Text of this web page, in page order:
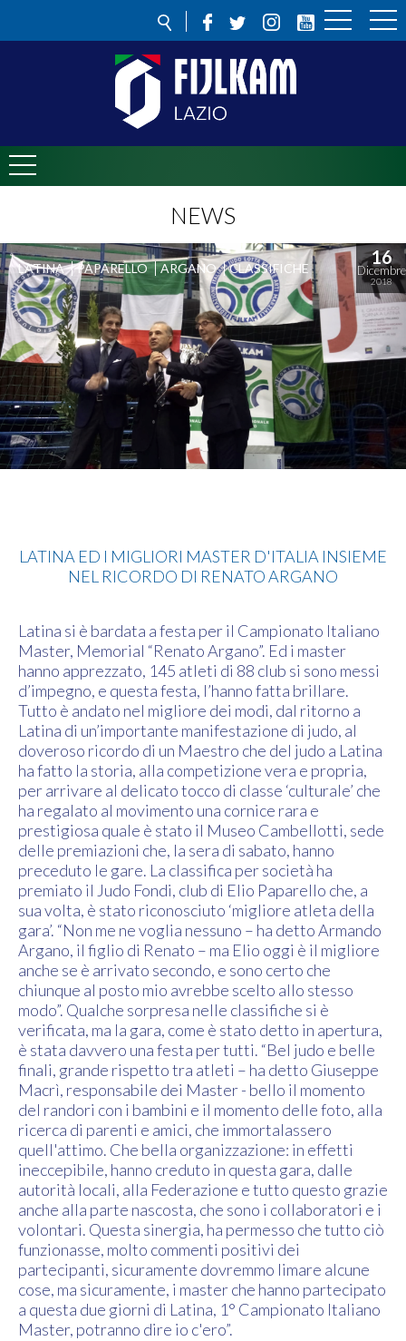
NEWS
16
Dicembre
2018
LATINA ED I MIGLIORI MASTER D'ITALIA INSIEME
NEL RICORDO DI RENATO ARGANO
LATINA PAPARELLO ARGANO CLASSIFICHE
Latina si è bardata a festa per il Campionato Italiano
Master, Memorial “Renato Argano”. Ed i master
hanno apprezzato, 145 atleti di 88 club si sono messi
d’impegno, e questa festa, l’hanno fatta brillare.
Tutto è andato nel migliore dei modi, dal ritorno a
Latina di un’importante manifestazione di judo, al
doveroso ricordo di un Maestro che del judo a Latina
ha fatto la storia, alla competizione vera e propria,
per arrivare al delicato tocco di classe ‘culturale’ che
ha regalato al movimento una cornice rara e
prestigiosa quale è stato il Museo Cambellotti, sede
delle premiazioni che, la sera di sabato, hanno
preceduto le gare. La classifica per società ha
premiato il Judo Fondi, club di Elio Paparello che, a
sua volta, è stato riconosciuto ‘migliore atleta della
gara’. “Non me ne voglia nessuno – ha detto Armando
Argano, il figlio di Renato – ma Elio oggi è il migliore
anche se è arrivato secondo, e sono certo che
chiunque al posto mio avrebbe scelto allo stesso
modo”. Qualche sorpresa nelle classifiche si è
verificata, ma la gara, come è stato detto in apertura,
è stata davvero una festa per tutti. “Bel judo e belle
finali, grande rispetto tra atleti – ha detto Giuseppe
Macrì, responsabile dei Master - bello il momento
del randori con i bambini e il momento delle foto, alla
ricerca di parenti e amici, che immortalassero
quell'attimo. Che bella organizzazione: in effetti
ineccepibile, hanno creduto in questa gara, dalle
autorità locali, alla Federazione e tutto questo grazie
anche alla parte nascosta, che sono i collaboratori e i
volontari. Questa sinergia, ha permesso che tutto ciò
funzionasse, molto commenti positivi dei
partecipanti, sicuramente dovremmo limare alcune
cose, ma sicuramente, i master che hanno partecipato
a questa due giorni di Latina, 1° Campionato Italiano
Master, potranno dire io c'ero”.